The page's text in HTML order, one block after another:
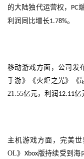
的大陆独代运营权， PC
利润同比增长1.78%。
移动游戏方面，公司发
手游》《火炬之光》《
21.55亿元，利润 12.11亿
主机游戏方面，完美
OL》 Xbox版持续受到海